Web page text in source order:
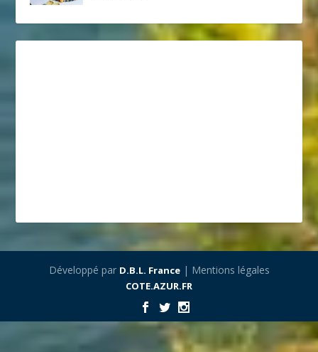
Développé par D.B.L. France| Mentions légales
COTE.AZUR.FR